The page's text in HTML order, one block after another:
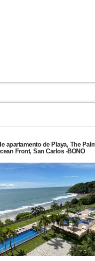
apartamento de Playa, The
Front, San Carlos -BONO